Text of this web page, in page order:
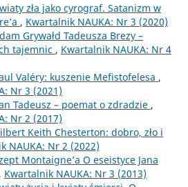
zła jako cyrograf. Satanizm w
, Kwartalnik NAUKA: Nr 3 (2020)
Grywałd Tadeusza Brezy –
tajemnic , Kwartalnik NAUKA: Nr 4
Valéry: kuszenie Mefistofelesa ,
Nr 3 (2021)
Tadeusz – poemat o zdradzie ,
Nr 2 (2017)
Keith Chesterton: dobro, zło i
NAUKA: Nr 2 (2022)
Montaigne’a O eseistyce Jana
, Kwartalnik NAUKA: Nr 3 (2013)